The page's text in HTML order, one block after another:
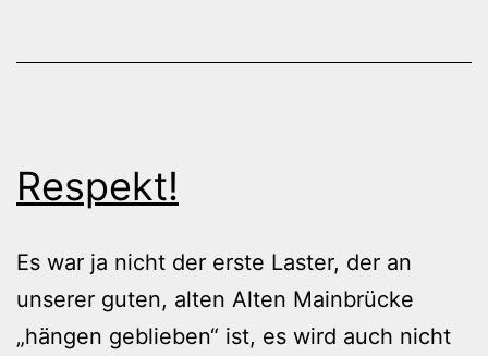
Respekt!
Es war ja nicht der erste Laster, der an
unserer guten, alten Alten Mainbrücke
„hängen geblieben“ ist, es wird auch nicht